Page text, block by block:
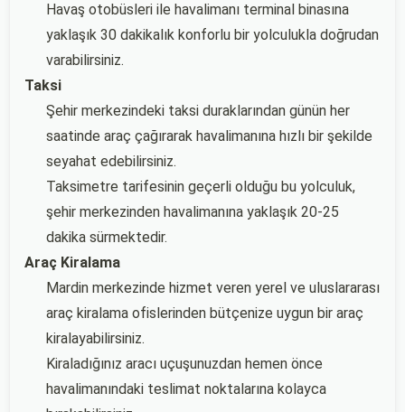
Havaş otobüsleri ile havalimanı terminal binasına
yaklaşık 30 dakikalık konforlu bir yolculukla doğrudan
varabilirsiniz.
Taksi
Şehir merkezindeki taksi duraklarından günün her
saatinde araç çağırarak havalimanına hızlı bir şekilde
seyahat edebilirsiniz.
Taksimetre tarifesinin geçerli olduğu bu yolculuk,
şehir merkezinden havalimanına yaklaşık 20-25
dakika sürmektedir.
Araç Kiralama
Mardin merkezinde hizmet veren yerel ve uluslararası
araç kiralama ofislerinden bütçenize uygun bir araç
kiralayabilirsiniz.
Kiraladığınız aracı uçuşunuzdan hemen önce
havalimanındaki teslimat noktalarına kolayca